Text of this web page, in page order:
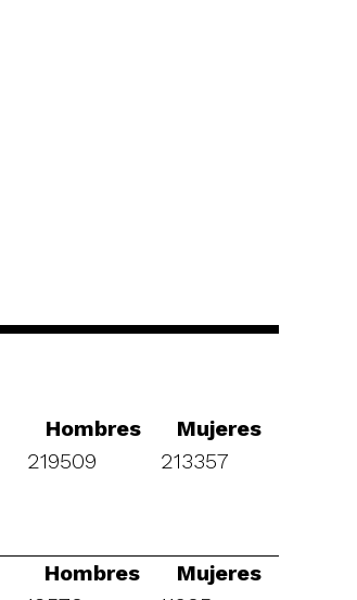
Hombres
Mujeres
219509 213357
Hombres
Mujeres